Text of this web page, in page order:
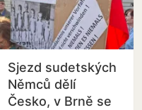
Sjezd sudetských
Němců dělí
Česko, v Brně se